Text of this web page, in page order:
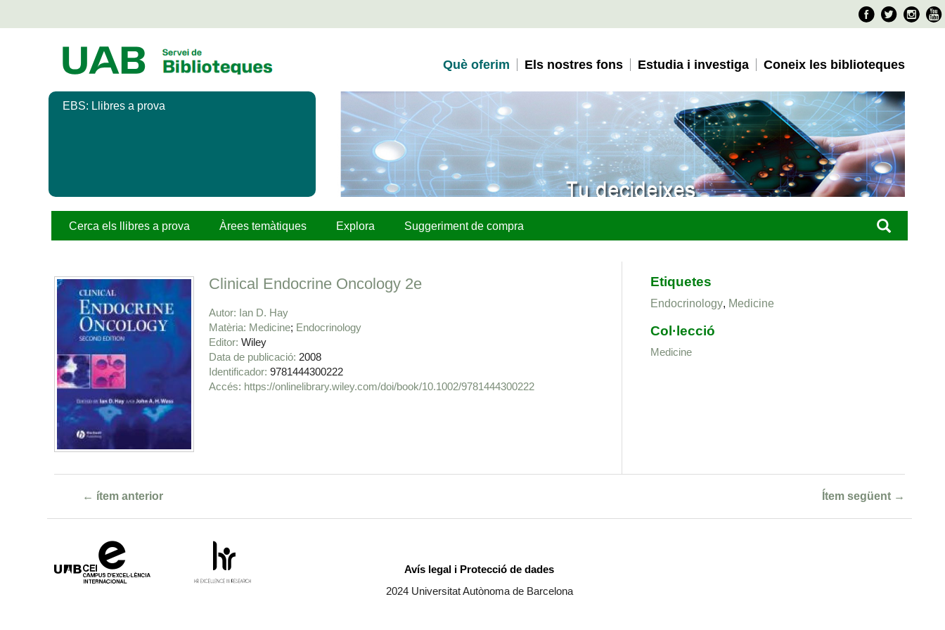
Twitter
Què oferim Els nostres fons Estudia i investiga Coneix les biblioteques
EBS: Llibres a prova
Cerca els llibres a prova Àrees temàtiques Explora Suggeriment de compra
Clinical Endocrine Oncology 2e
Autor Ian D. Hay
Matèria Medicine Endocrinology
Editor Wiley
Data de publicació 2008
Identificador 9781444300222
https://onlinelibrary.wiley.com/doi/book/10.1002/9781444300222
Etiquetes
Endocrinology, Medicine
Col·lecció
Medicine
← ítem anterior Ítem següent →
d'Excel·lència
Avís legal i Protecció de dades
2024 Universitat Autònoma de Barcelona